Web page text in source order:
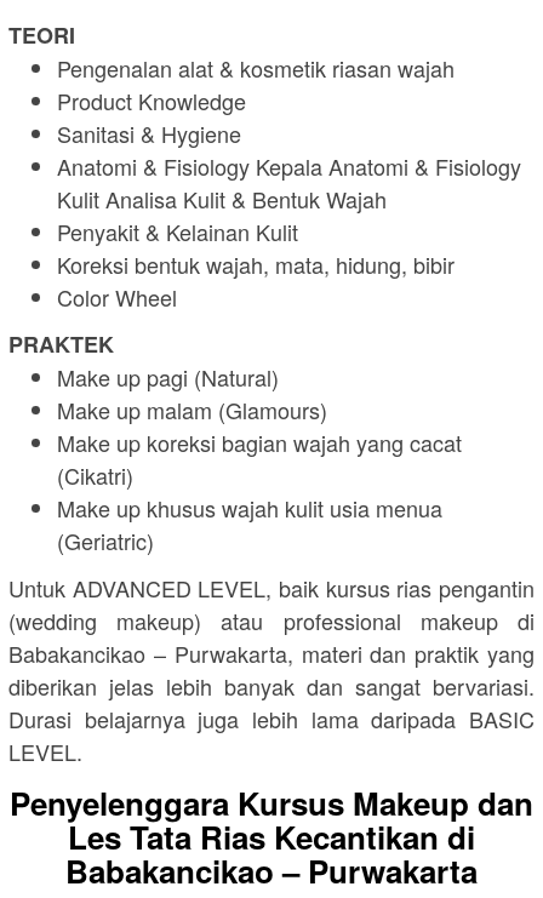
TEORI
Pengenalan alat & kosmetik riasan wajah
Product Knowledge
Sanitasi & Hygiene
Anatomi & Fisiology Kepala Anatomi & Fisiology
Kulit Analisa Kulit & Bentuk Wajah
Penyakit & Kelainan Kulit
Koreksi bentuk wajah, mata, hidung, bibir
Color Wheel
PRAKTEK
Make up pagi (Natural)
Make up malam (Glamours)
Make up koreksi bagian wajah yang cacat
(Cikatri)
Make up khusus wajah kulit usia menua
(Geriatric)
Untuk ADVANCED LEVEL, baik kursus rias pengantin
(wedding makeup) atau professional makeup di
Babakancikao – Purwakarta, materi dan praktik yang
diberikan jelas lebih banyak dan sangat bervariasi.
Durasi belajarnya juga lebih lama daripada BASIC
LEVEL.
Penyelenggara Kursus Makeup dan
Les Tata Rias Kecantikan di
Babakancikao – Purwakarta